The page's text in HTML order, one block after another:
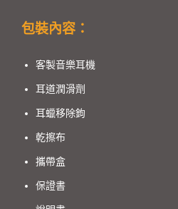
包裝內容：
客製音樂耳機
耳道潤滑劑
耳蠟移除鉤
乾擦布
攜帶盒
保證書